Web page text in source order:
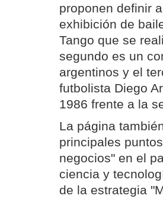
proponen definir
exhibición de
Tango que se
segundo es un
argentinos y el
futbolista Diego
1986 frente a la
La página
principales
negocios" en el
ciencia y
de la estrategia